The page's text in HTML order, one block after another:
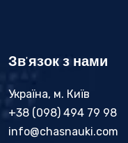
Зв'язок з нами
Україна, м. Київ
+38 (098) 494 79 98
info@chasnauki.com